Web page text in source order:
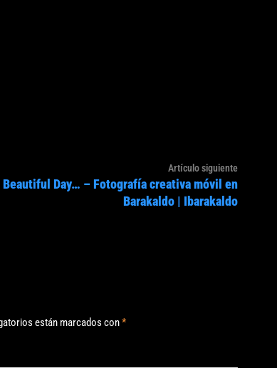
Artículo siguienteArtículo
siguiente:
Beautiful Day… – Fotografía creativa móvil en
Barakaldo | Ibarakaldo
están marcados con*